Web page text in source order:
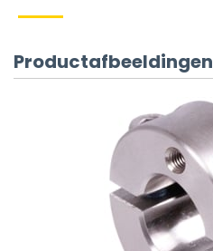
Productafbeeldingen